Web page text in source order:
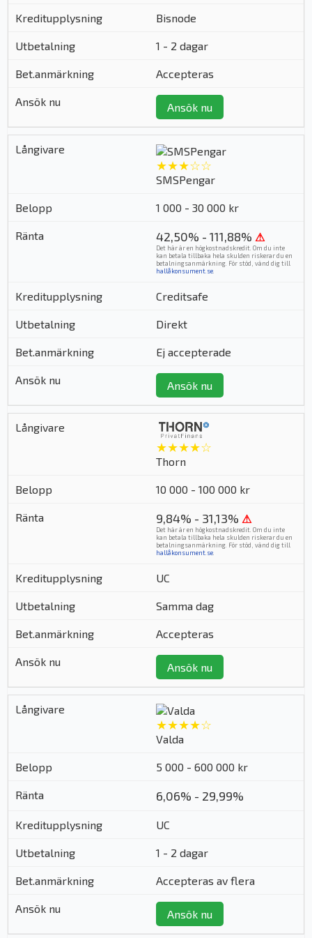
Bisnode
1 - 2 dagar
Accepteras
Ansök nu
★★★☆☆
SMSPengar
1 000 - 30 000 kr
42,50% - 111,88% ⚠
Det här är en högkostnadskredit. Om du inte
kan betala tillbaka hela skulden riskerar du en
betalningsanmärkning. För stöd, vänd dig till
hallåkonsument.se
Creditsafe
Direkt
Ej accepterade
Ansök nu
★★★★☆
Thorn
10 000 - 100 000 kr
9,84% - 31,13% ⚠
Det här är en högkostnadskredit. Om du inte
kan betala tillbaka hela skulden riskerar du en
betalningsanmärkning. För stöd, vänd dig till
hallåkonsument.se
UC
Samma dag
Accepteras
Ansök nu
★★★★☆
Valda
5 000 - 600 000 kr
6,06% - 29,99%
UC
1 - 2 dagar
Accepteras av flera
Ansök nu